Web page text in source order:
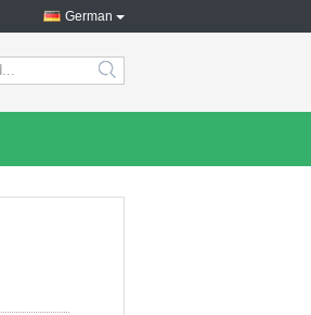
German
search